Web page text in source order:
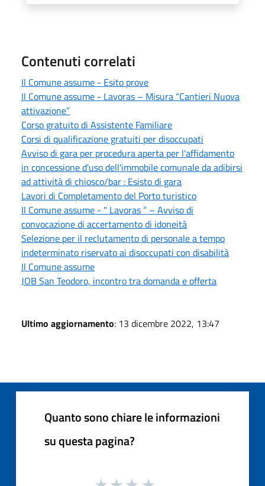
Contenuti correlati
Il Comune assume - Esito prove
Il Comune assume - Lavoras – Misura “Cantieri Nuova
attivazione”
Corso gratuito di Assistente Familiare
Corsi di qualificazione gratuiti per disoccupati
Avviso di gara per procedura aperta per l'affidamento
in concessione d'uso dell'immobile comunale da adibirsi
ad attività di chiosco/bar : Esisto di gara
Lavori di Completamento del Porto turistico
Il Comune assume - " Lavoras ” – Avviso di
convocazione di accertamento di idoneità
Selezione per il reclutamento di personale a tempo
indeterminato riservato ai disoccupati con disabilità
Il Comune assume
JOB San Teodoro, incontro tra domanda e offerta
Ultimo aggiornamento: 13 dicembre 2022, 13:47
Quanto sono chiare le informazioni
su questa pagina?